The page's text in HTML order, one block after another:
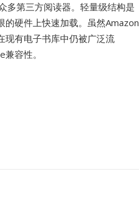
多第三方阅读器。轻量级结构是
硬件上快速加载。虽然Amazon
现有电子书库中仍被广泛流
容性。